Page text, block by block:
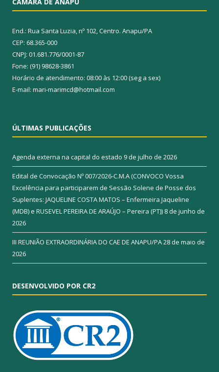
CÂMARA DE ANAPU
End.: Rua Santa Luzia, nº 102, Centro. Anapu/PA
CEP: 68.365-000
CNPJ: 01.681.776/0001-87
Fone: (91) 98628-3861
Horário de atendimento: 08:00 às 12:00 (seg a sex)
E-mail: mari-marimcd@hotmail.com
ÚLTIMAS PUBLICAÇÕES
Agenda externa na capital do estado 9 de julho de 2026
Edital de Convocação Nº 007/2026-C.M.A (CONVOCO Vossa
Excelência para participarem de Sessão Solene de Posse dos
Suplentes: JAQUELINE COSTA MATOS – Enfermeira Jaqueline
(MDB) e RUSEVEL PEREIRA DE ARAÚJO – Pereira (PT)) 8 de junho de
2026
III REUNIÃO EXTRAORDINÁRIA DO CAE DE ANAPU/PA28 de maio de
2026
DESENVOLVIDO POR CR2